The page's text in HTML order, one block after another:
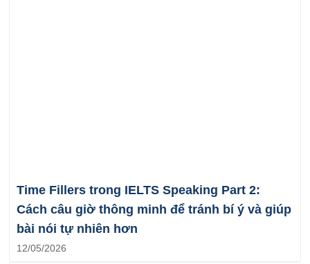
Time Fillers trong IELTS Speaking Part 2:
Cách câu giờ thông minh để tránh bí ý và giúp
bài nói tự nhiên hơn
12/05/2026